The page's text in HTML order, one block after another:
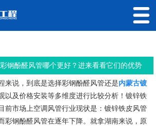
钢酚醛风管哪个更好？进来看看它们的优势
来说，到底是选择彩钢酚醛风管还是内蒙古镀
以及价格安装等多维度进行比较分析！镀锌铁
前市场上空调风管行业现状是：镀锌铁皮风管
彩钢酚醛风管在逐年下降。就拿湖南来说，原